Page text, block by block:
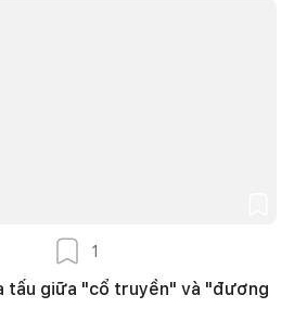
1
tấu giữa "cổ truyền" và "đương